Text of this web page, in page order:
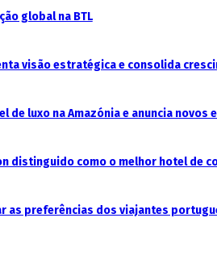
global na BTL
visão estratégica e consolida
de luxo na Amazónia e anuncia
distinguido como o melhor hotel de
as preferências dos viajantes